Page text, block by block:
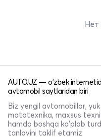
Нет
AUTO.UZ — o'zbek
avtomobil saytlaridan biri
Biz yengil avtomobillar,
mototexnika, maxsus
hamda boshqa ko'plab
tanlovini taklif etamiz